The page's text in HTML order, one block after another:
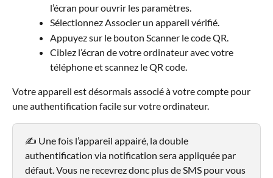
l’écran pour ouvrir les paramètres.
Sélectionnez Associer un appareil vérifié.
Appuyez sur le bouton Scanner le code QR.
Ciblez l’écran de votre ordinateur avec votre
téléphone et scannez le QR code.
Votre appareil est désormais associé à votre compte pour
une authentification facile sur votre ordinateur.
✍️ Une fois l’appareil appairé, la double
authentification via notification sera appliquée par
défaut. Vous ne recevrez donc plus de SMS pour vous